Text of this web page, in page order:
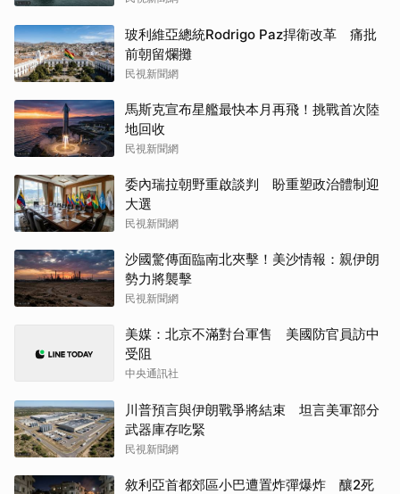
玻利維亞總統Rodrigo Paz捍衛改革 痛批
前朝留爛攤
民視新聞網
馬斯克宣布星艦最快本月再飛！挑戰首次陸
地回收
民視新聞網
委內瑞拉朝野重啟談判 盼重塑政治體制迎
大選
民視新聞網
沙國驚傳面臨南北夾擊！美沙情報：親伊朗
勢力將襲擊
民視新聞網
美媒：北京不滿對台軍售 美國防官員訪中
受阻
中央通訊社
川普預言與伊朗戰爭將結束 坦言美軍部分
武器庫存吃緊
民視新聞網
敘利亞首都郊區小巴遭置炸彈爆炸 釀2死